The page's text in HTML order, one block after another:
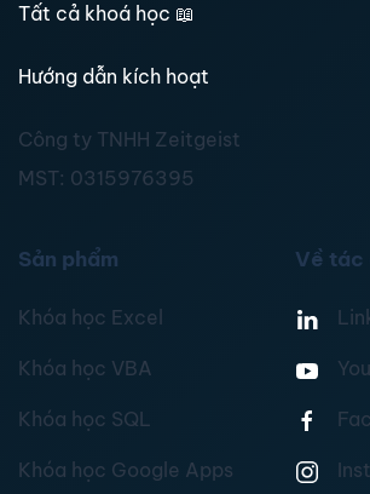
Tất cả khoá học 📖
Hướng dẫn kích hoạt
Công ty TNHH Zeitgeist
MST: 0315976395
Sản phẩm
Khóa học Excel
Khóa học VBA
Khóa học SQL
Khóa học Google Apps
Về tác